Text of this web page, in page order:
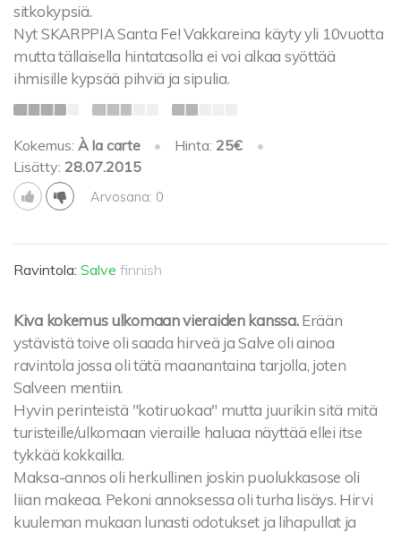
sitkokypsiä.
Nyt SKARPPIA Santa Fe! Vakkareina käyty yli 10vuotta
mutta tällaisella hintatasolla ei voi alkaa syöttää
ihmisille kypsää pihviä ja sipulia.
Kokemus: À la carte • Hinta: 25€
•
Lisätty: 28.07.2015
Arvosana: 0
Ravintola: Salve finnish
Kiva kokemus ulkomaan vieraiden kanssa. Erään
ystävistä toive oli saada hirveä ja Salve oli ainoa
ravintola jossa oli tätä maanantaina tarjolla, joten
Salveen mentiin.
Hyvin perinteistä "kotiruokaa" mutta juurikin sitä mitä
turisteille/ulkomaan vieraille haluaa näyttää ellei itse
tykkää kokkailla.
Maksa-annos oli herkullinen joskin puolukkasose oli
liian makeaa. Pekoni annoksessa oli turha lisäys. Hirvi
kuuleman mukaan lunasti odotukset ja lihapullat ja